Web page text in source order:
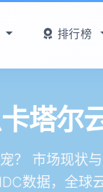
排行榜
塔尔
？ 市场现状
数据，全